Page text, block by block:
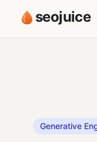
seojuice
Generative